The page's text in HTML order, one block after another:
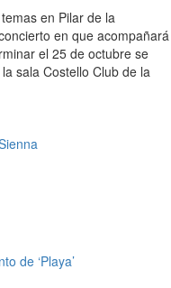
en Pilar de la
en que acompañará
el 25 de octubre se
sala Costello Club de la
de ‘Playa’